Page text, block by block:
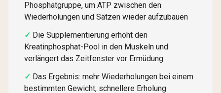
Phosphatgruppe, um ATP zwischen den
Wiederholungen und Sätzen wieder aufzubauen
Die Supplementierung erhöht den
Kreatinphosphat-Pool in den Muskeln und
verlängert das Zeitfenster vor Ermüdung
Das Ergebnis: mehr Wiederholungen bei einem
bestimmten Gewicht, schnellere Erholung